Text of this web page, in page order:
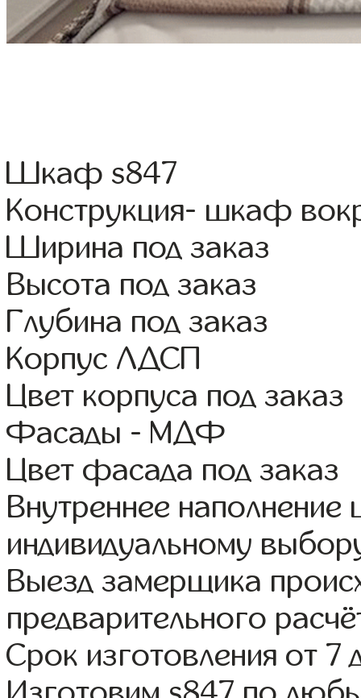
Шкаф s847
Конструкция- шкаф
Ширина под заказ
Высота под заказ
Глубина под заказ
Корпус ЛДСП
Цвет корпуса под заказ
Фасады - МДФ
Цвет фасада под заказ
Внутреннее
индивидуальному
Выезд замерщика
предварительного
Срок изготовления от 7